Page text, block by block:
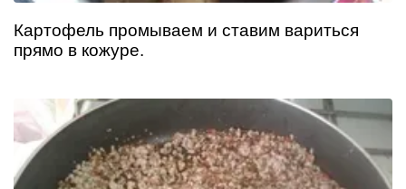
Картофель промываем и ставим вариться
прямо в кожуре.